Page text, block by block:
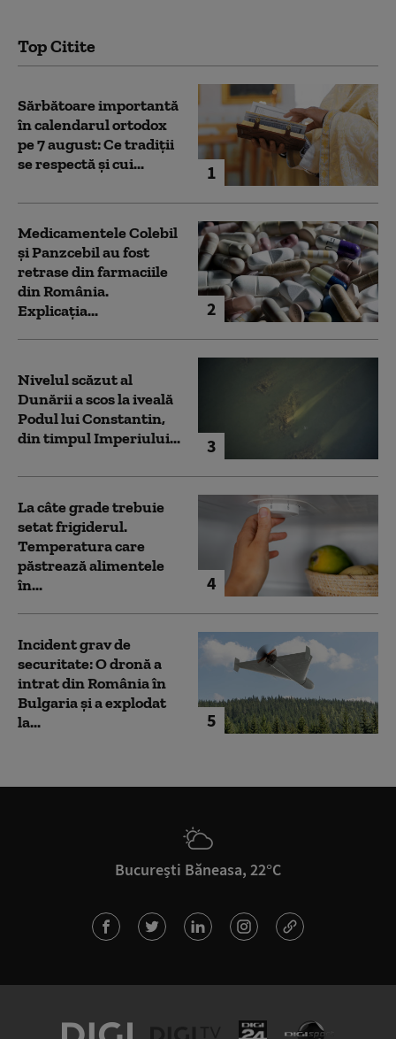
Top Citite
1
Sărbătoare importantă
în calendarul ortodox
pe 7 august: Ce tradiții
se respectă și cui...
2
Medicamentele Colebil
și Panzcebil au fost
retrase din farmaciile
din România.
Explicația...
3
Nivelul scăzut al
Dunării a scos la iveală
Podul lui Constantin,
din timpul Imperiului...
4
La câte grade trebuie
setat frigiderul.
Temperatura care
păstrează alimentele
în...
5
Incident grav de
securitate: O dronă a
intrat din România în
Bulgaria şi a explodat
la...
București Băneasa, 22°C